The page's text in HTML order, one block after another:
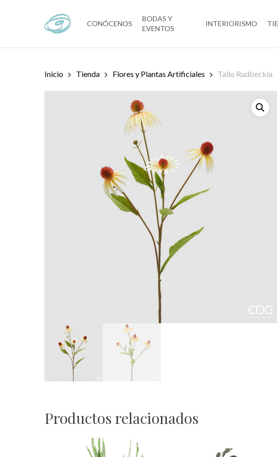
CONÓCENOS
BODAS Y
EVENTOS
INTERIORISMO
Inicio Tienda Flores y Plantas Artificiales Tallo Rudbeckia
Productos relacionados